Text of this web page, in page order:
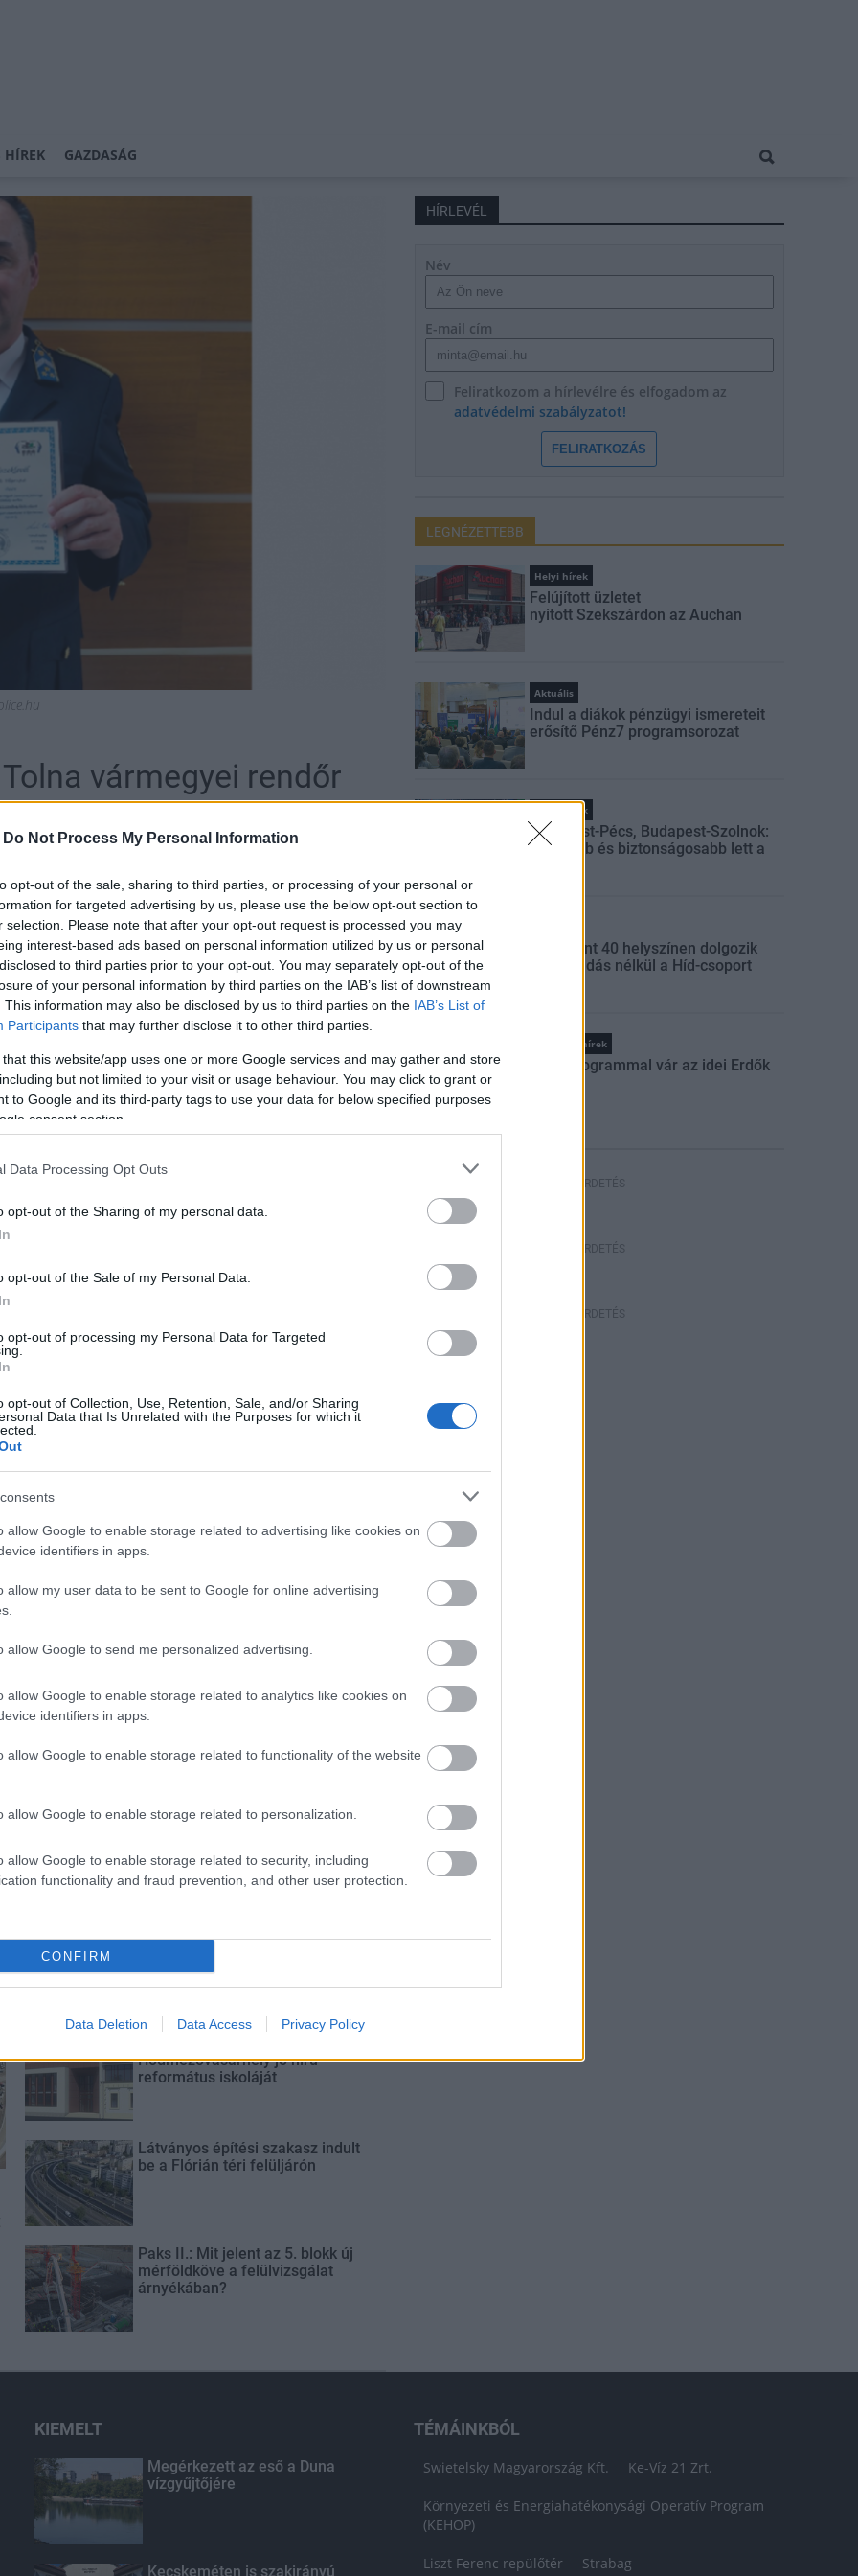
Do Not Process My Personal Information
opt-out of the sale, sharing to third parties, or processing of your personal or
for targeted advertising by us, please use the below opt-out section to
selection. Please note that after your opt-out request is processed you may
interest-based ads based on personal information utilized by us or personal
to third parties prior to your opt-out. You may separately opt-out of the
of your personal information by third parties on the IAB’s list of downstream
This information may also be disclosed by us to third parties on the IAB’s List of
Participants that may further disclose it to other third parties.
that this website/app uses one or more Google services and may gather and store
but not limited to your visit or usage behaviour. You may click to grant or
to Google and its third-party tags to use your data for below specified purposes
consent section.
Data Processing Opt Outs
opt-out of the Sharing of my personal data.
opt-out of the Sale of my Personal Data.
opt-out of processing my Personal Data for Targeted
opt-out of Collection, Use, Retention, Sale, and/or Sharing
Data that Is Unrelated with the Purposes for which it
allow Google to enable storage related to advertising like cookies on
identifiers in apps.
allow my user data to be sent to Google for online advertising
allow Google to send me personalized advertising.
allow Google to enable storage related to analytics like cookies on
identifiers in apps.
allow Google to enable storage related to functionality of the website
allow Google to enable storage related to personalization.
allow Google to enable storage related to security, including
functionality and fraud prevention, and other user protection.
CONFIRM
Data Deletion Data Access Privacy Policy
HÍREK GAZDASÁG
vármegyei rendőr
érdemelte ki a közreműködő szervezet
február 22-én a Tolna Vármegyei Polgárőr
police.huoldalán. A rendezvényen részt vett dr.
és Szabó Csaba r. dandártábornok, a Tolna
a polgárőrség ezévi feladatait is. A
Tolnában a polgárőrség és rendőrség
át, ezzel is megköszönve a rendőrséggel
fenntartásában végzett kiemelkedő
elkötelezett munkavégzésével
Szövetségének elnöke adta át kollégának.
vártunk:
Helyi hírek
A hőségben is védik a
Új gyalogosátkelők és jelzőlámpás
Hódmezővásárhely jó hírű
református iskoláját
Látványos építési szakasz indult
be a Flórián téri felüljárón
Paks II.: Mit jelent az 5. blokk új
mérföldköve a felülvizsgálat
árnyékában?
HÍRLEVÉL
Név
E-mail cím
Feliratkozom a hírlevélre és elfogadom az
adatvédelmi szabályzatot!
FELIRATKOZÁS
LEGNÉZETTEBB
Helyi hírek
Felújított üzletet
nyitott Szekszárdon az Auchan
Aktuális
Indul a diákok pénzügyi ismereteit
erősítő Pénz7 programsorozat
Helyi hírek
Budapest-Pécs, Budapest-Szolnok:
gyorsabb és biztonságosabb lett a
Több mint 40 helyszínen dolgozik
fennakadás nélkül a Híd-csoport
Országos hírek
Száz programmal vár az idei Erdők
HIRDETÉS
HIRDETÉS
HIRDETÉS
KIEMELT
Megérkezett az eső a Duna
vízgyűjtőjére
Kecskeméten is szakirányú
TÉMÁINKBÓL
Swietelsky Magyarország Kft. Ke-Víz 21 Zrt.
Környezeti és Energiahatékonysági Operatív Program
(KEHOP)
Liszt Ferenc repülőtér Strabag